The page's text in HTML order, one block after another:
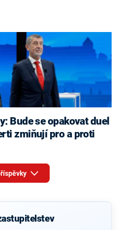
zmiňují pro a proti